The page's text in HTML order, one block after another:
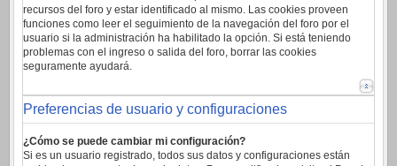
recursos del foro y estar identificado al mismo. Las cookies proveen
funciones como leer el seguimiento de la navegación del foro por el
usuario si la administración ha habilitado la opción. Si está teniendo
problemas con el ingreso o salida del foro, borrar las cookies
seguramente ayudará.
Preferencias de usuario y configuraciones
¿Cómo se puede cambiar mi configuración?
Si es un usuario registrado, todos sus datos y configuraciones están